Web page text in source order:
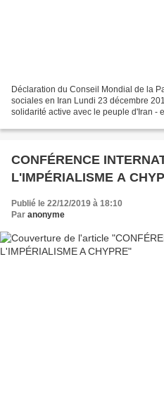
Déclaration du Conseil Mondial de la
sociales en Iran Lundi 23 décembre
solidarité active avec le peuple d'Iran -
CONFÉRENCE
L'IMPÉRIALISME A
Publié le 22/12/2019 à 18:10
Par anonyme